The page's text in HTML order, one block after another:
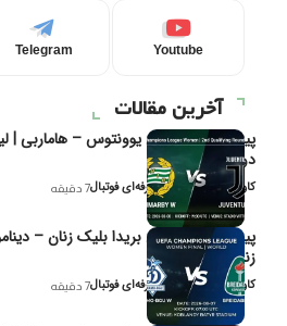
Youtube
Telegram
آخرین مقالات
پیش‌بینی و تحلیل یوونتوس – هاماربی |
دوم مرحله
کاوه نیک‌فر، تحلیل‌گر حرفه‌ای فوتبال7 دقیقه
زنان یوفا
کاوه نیک‌فر، تحلیل‌گر حرفه‌ای فوتبال7 دقیقه